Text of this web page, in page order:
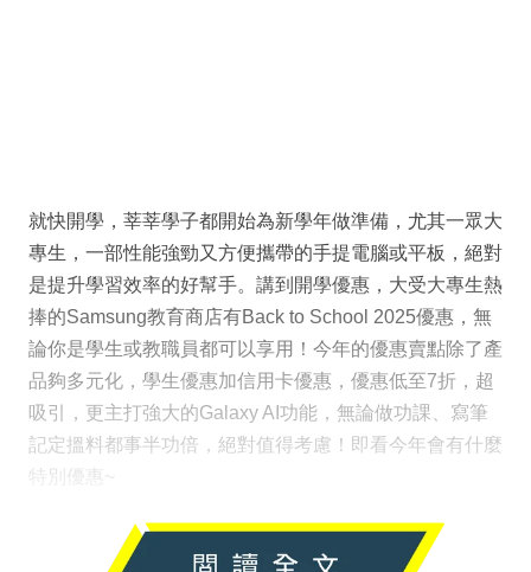
就快開學，莘莘學子都開始為新學年做準備，尤其一眾大
專生，一部性能強勁又方便攜帶的手提電腦或平板，絕對
是提升學習效率的好幫手。講到開學優惠，大受大專生熱
捧的Samsung教育商店有Back to School 2025優惠，無
論你是學生或教職員都可以享用！今年的優惠賣點除了產
品夠多元化，學生優惠加信用卡優惠，優惠低至7折，超
吸引，更主打強大的Galaxy AI功能，無論做功課、寫筆
記定搵料都事半功倍，絕對值得考慮！即看今年會有什麼
特別優惠~